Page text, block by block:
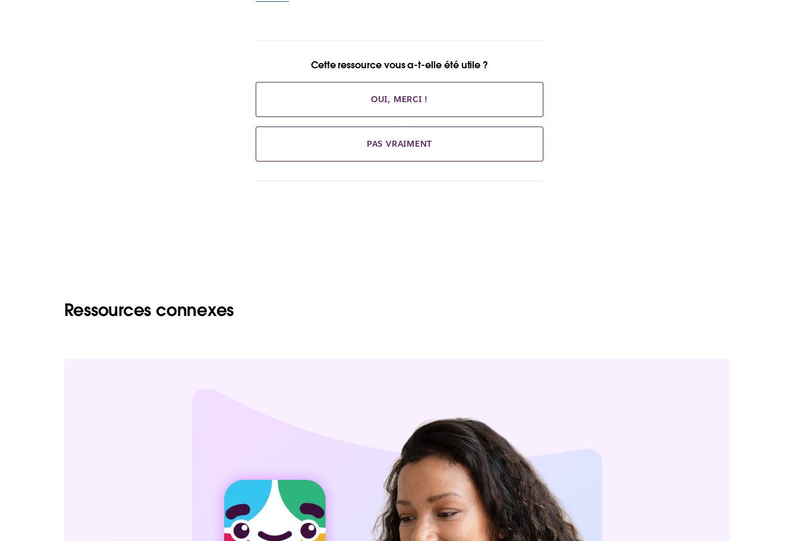
Cette ressource vous a-t-elle été utile ?
OUI, MERCI !
PAS VRAIMENT
Ressources connexes